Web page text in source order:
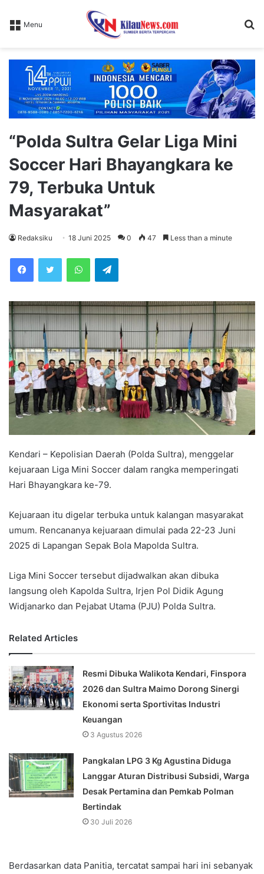
Menu
“Polda Sultra Gelar Liga Mini
Soccer Hari Bhayangkara ke
79, Terbuka Untuk
Masyarakat”
Redaksiku 18 Juni 2025 0 47 Less than a minute
WhatsAppTelegram
Kendari – Kepolisian Daerah (Polda Sultra), menggelar
kejuaraan Liga Mini Soccer dalam rangka memperingati
Hari Bhayangkara ke-79.
Kejuaraan itu digelar terbuka untuk kalangan masyarakat
umum. Rencananya kejuaraan dimulai pada 22-23 Juni
2025 di Lapangan Sepak Bola Mapolda Sultra.
Liga Mini Soccer tersebut dijadwalkan akan dibuka
langsung oleh Kapolda Sultra, Irjen Pol Didik Agung
Widjanarko dan Pejabat Utama (PJU) Polda Sultra.
Related Articles
Resmi Dibuka Walikota Kendari, Finspora
2026 dan Sultra Maimo Dorong Sinergi
Ekonomi serta Sportivitas Industri
Keuangan
3 Agustus 2026
Pangkalan LPG 3 Kg Agustina Diduga
Langgar Aturan Distribusi Subsidi, Warga
Desak Pertamina dan Pemkab Polman
Bertindak
30 Juli 2026
Berdasarkan data Panitia, tercatat sampai hari ini sebanyak